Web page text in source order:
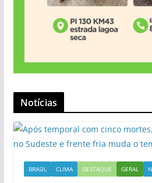
Notícias
BRASIL CLIMA DESTAQUE GERAL